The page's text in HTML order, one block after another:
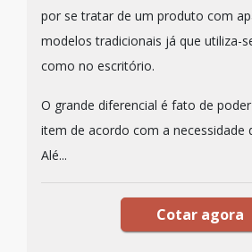
por se tratar de um produto com
modelos tradicionais já que utiliza-
como no escritório.
O grande diferencial é fato de
item de acordo com a necessidade
Alé...
Cotar agora